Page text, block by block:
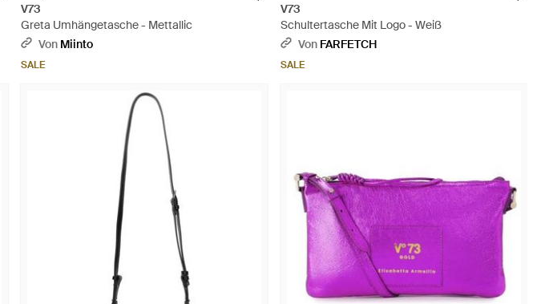
V73
Greta Umhängetasche - Mettallic
Von Miinto
SALE
V73
Schultertasche Mit Logo - Weiß
Von FARFETCH
SALE